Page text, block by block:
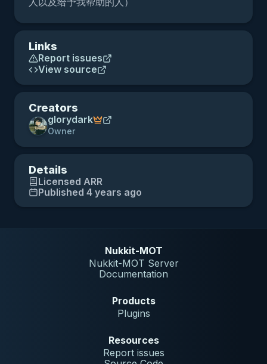
Links
Report issues
View source
Creators
glorydark
Owner
Details
Licensed ARR
Published 4 years ago
Nukkit-MOT
Nukkit-MOT Server
Documentation
Products
Plugins
Resources
Report issues